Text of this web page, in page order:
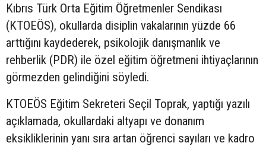
Kıbrıs Türk Orta Eğitim Öğretmenler Sendikası
(KTOEÖS), okullarda disiplin vakalarının yüzde 66
arttığını kaydederek, psikolojik danışmanlık ve
rehberlik (PDR) ile özel eğitim öğretmeni ihtiyaçlarının
görmezden gelindiğini söyledi.
KTOEÖS Eğitim Sekreteri Seçil Toprak, yaptığı yazılı
açıklamada, okullardaki altyapı ve donanım
eksikliklerinin yanı sıra artan öğrenci sayıları ve kadro